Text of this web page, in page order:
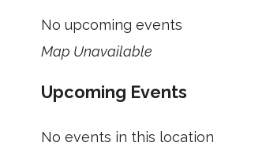
No upcoming events
Map Unavailable
Upcoming Events
No events in this location